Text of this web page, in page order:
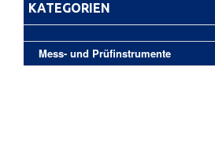
KATEGORIEN
Mess- und Prüfinstrumente